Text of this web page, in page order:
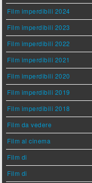
Film imperdibili 2024
Film imperdibili 2023
Film imperdibili 2022
Film imperdibili 2021
Film imperdibili 2020
Film imperdibili 2019
Film imperdibili 2018
Film da vedere
Film al cinema
Film di
Film di